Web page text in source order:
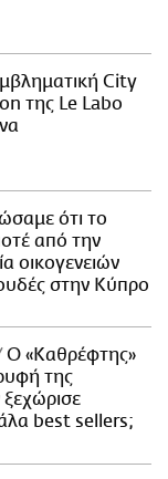
City
της Le Labo
ότι το
από την
οικογενειών
στην Κύπρο
Ο «Καθρέφτης»
της
best sellers;